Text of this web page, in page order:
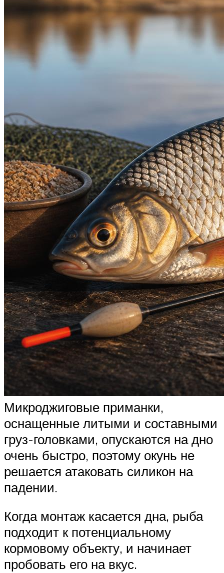
Микроджиговые приманки,
оснащенные литыми и составными
груз-головками, опускаются на дно
очень быстро, поэтому окунь не
решается атаковать силикон на
падении.
Когда монтаж касается дна, рыба
подходит к потенциальному
кормовому объекту, и начинает
пробовать его на вкус.